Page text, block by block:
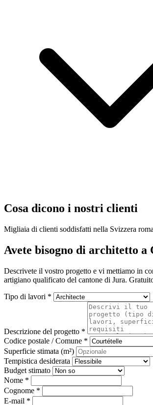
Cosa dicono i nostri clienti
Migliaia di clienti soddisfatti nella Svizzera
Avete bisogno di architetto a
Descrivete il vostro progetto e vi mettiamo in
artigiano qualificato del cantone di Jura.
Tipo di lavori *
Descrizione del progetto *
Codice postale / Comune *
Superficie stimata (m²)
Tempistica desiderata
Budget stimato
Nome *
Cognome *
E-mail *